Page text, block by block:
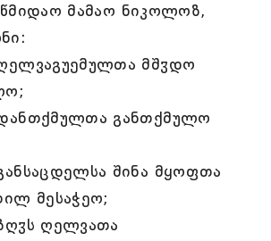
მამაო ნიკოლოზ,
მშჳდო
განთქმულო
შინა მყოფთა
მესაჭეო;
ღელვათა